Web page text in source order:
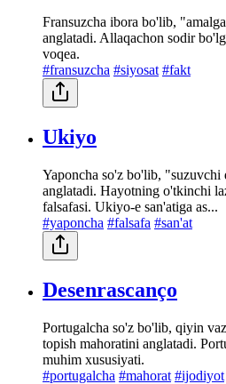
Fransuzcha ibora bo'lib,
anglatadi. Allaqachon sodir
voqea.
#fransuzcha #siyosat #fakt
Ukiyo
Yaponcha so'z bo'lib, "suzuvchi
anglatadi. Hayotning o'tkinchi
falsafasi. Ukiyo-e san'atiga as...
#yaponcha #falsafa #san'at
Desenrascanço
Portugalcha so'z bo'lib, qiyin
topish mahoratini anglatadi.
muhim xususiyati.
#portugalcha #mahorat #ijodiyot